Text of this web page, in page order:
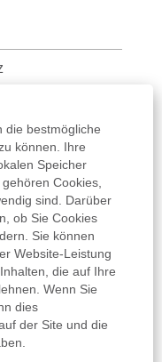
die bestmögliche
können. Ihre
Speicher
Cookies,
sind. Darüber
ob Sie Cookies
Sie können
Website-Leistung
die auf Ihre
Wenn Sie
dies
der Site und die
W
i